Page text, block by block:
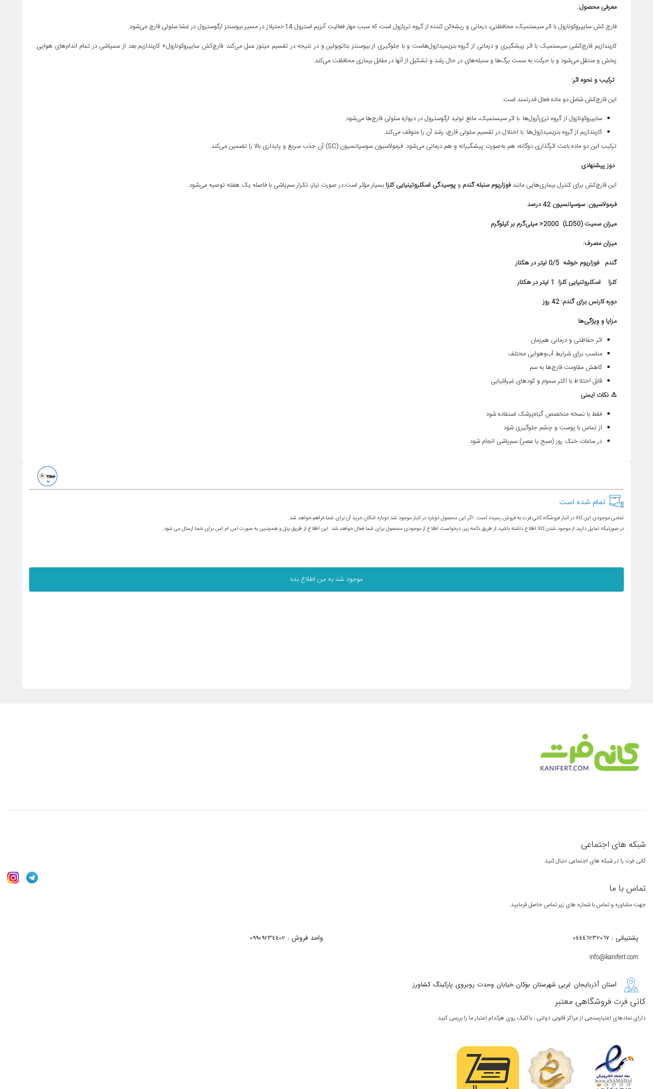
معرفی محصول:
قارچ کش سایپروکونازول با اثر سیستمیک، محافظتی، درمانی و ریشه‌کن کننده از گروه تریازول است که سبب مهار فعالیت آنزیم استرول 14-دمتیلاز در مسیر بیوسنتز ارگوسترول در غشا سلولی قارچ می‌شود.
کاربندازیم قارچ‌کشی سیستمیک با اثر پیشگیری و درمانی از گروه بنزیمیدازول‌هاست و با جلوگیری از بیوسنتز بتاتوبولین و در نتیجه در تقسیم میتوز عمل می‌کند. قارچ‌کش سایپروکونازول+ کاربندازیم بعد از سمپاشی در تمام اندام‌های هوایی
پخش و منتقل می‌شود و با حرکت به سمت برگ‌ها و سنبله‌های در حال رشد و تشکیل از آنها در مقابل بیماری محافظت می‌کند.
ترکیب و نحوه اثر:
این قارچ‌کش شامل دو ماده فعال قدرتمند است:
سایپروکونازول از گروه تری‌آزول‌ها: با اثر سیستمیک، مانع تولید ارگوسترول در دیواره سلولی قارچ‌ها می‌شود.
کاربندازیم از گروه بنزیمیدازول‌ها: با اختلال در تقسیم سلولی قارچ، رشد آن را متوقف می‌کند.
ترکیب این دو ماده باعث اثرگذاری دوگانه، هم به‌صورت پیشگیرانه و هم درمانی می‌شود. فرمولاسیون سوسپانسیون (SC) آن جذب سریع و پایداری بالا را تضمین می‌کند.
دوز پیشنهادی
این قارچ‌کش برای کنترل بیماری‌هایی مانندفوزاریوم سنبله گندم و پوسیدگی اسکلروتینیایی کلزابسیار مؤثر است.در صورت نیاز، تکرار سم‌پاشی با فاصله یک هفته توصیه می‌شود.
فرمولاسیون:سوسپانسیون 42 درصد
میزان سمیت(LD50)
2000< میلی‌گرم بر کیلوگرم
میزان مصرف:
گندمفوزاریوم خوشه 0/5 لیتر در هکتار
کلزا اسکلروتنیایی کلزا 1 لیتر در هکتار
دوره کارنس برای گندم: 42 روز
مزایا و ویژگی‌ها
اثر حفاظتی و درمانی هم‌زمان
مناسب برای شرایط آب‌وهوایی مختلف
کاهش مقاومت قارچ‌ها به سم
قابل اختلاط با اکثر سموم و کودهای غیرقلیایی
⚠️ نکات ایمنی
فقط با نسخه متخصص گیاه‌پزشک استفاده شود
از تماس با پوست و چشم جلوگیری شود
در ساعات خنک روز (صبح یا عصر) سم‌پاشی انجام شود
تمام شده است
تمامی موجودی این کالا در انبار فروشگاه کانی فرت به فروش رسیده است. اگر این محصول دوباره در انبار موجود شد دوباره امکان خرید آن برای شما فراهم خواهد شد.
در صورتیکه تمایل دارید از موجود شدن کالا اطلاع داشته باشید از طریق دکمه زیر، درخواست اطلاع از موجودی محصول برای شما فعال خواهد شد. این اطلاع از طریق پنل و همچنین به صورت اس ام اس برای شما ارسال می شود.
موجود شد به من اطلاع بده
شبکه های اجتماعی
کانی فرت را در شبکه های اجتماعی دنبال کنید.
تماس با ما
جهت مشاوره و تماس با شماره های زیر تماس حاصل فرمایید.
پشتیبانی : 04446232067 واحد فروش : 09909234402
info@kanifert.com
استان آذربایجان غربی شهرستان بوکان خیابان وحدت روبروی پارکینگ کشاورز
کانی فرت فروشگاهی معتبر
دارای نمادهای اعتبارسنجی از مراکز قانونی دولتی ، باکلیک روی هرکدام اعتبار ما را بررسی کنید.